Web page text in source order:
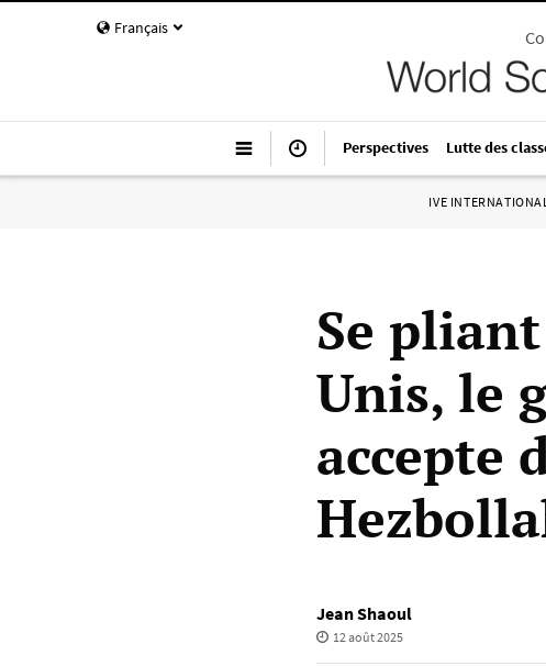
Français
Perspectives Lutte des
IVE
Se
Unis, le
accepte
Jean Shaoul
12 août 2025